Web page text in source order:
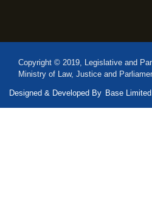
Copyright © 2019, Legislative and
Ministry of Law, Justice and
Designed & Developed By Base Limited